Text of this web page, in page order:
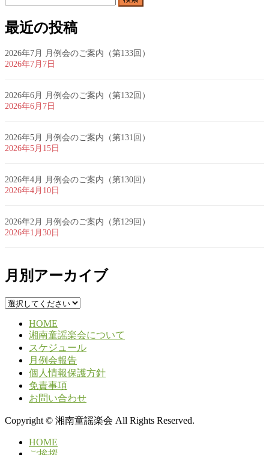
最近の投稿
2026年7月 月例会のご案内（第133回）
2026年7月7日
2026年6月 月例会のご案内（第132回）
2026年6月7日
2026年5月 月例会のご案内（第131回）
2026年5月15日
2026年4月 月例会のご案内（第130回）
2026年4月10日
2026年2月 月例会のご案内（第129回）
2026年1月30日
月別アーカイブ
HOME
湘南童謡楽会について
スケジュール
月例会報告
個人情報保護方針
免責事項
お問い合わせ
Copyright © 湘南童謡楽会 All Rights Reserved.
HOME